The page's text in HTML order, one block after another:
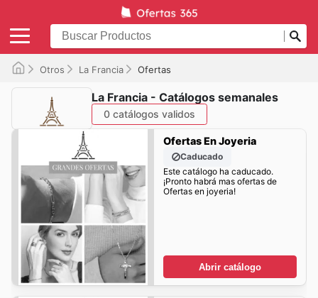
Otros La Francia Ofertas
La Francia - Catálogos semanales
0 catálogos validos
Ofertas En Joyeria
Caducado
Este catálogo ha caducado.
¡Pronto habrá mas ofertas de
Ofertas en joyeria!
Abrir catálogo